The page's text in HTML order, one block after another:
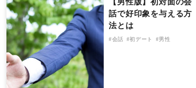
【男性版】初対面の会
話で好印象を与える方
法とは
会話 初デート 男性